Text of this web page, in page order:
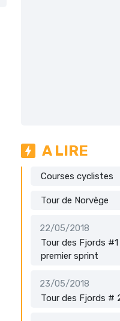
A LIRE
Courses cyclistes
Tour de Norvège
22/05/2018
Tour des Fjords
premier sprint
23/05/2018
Tour des Fjords #